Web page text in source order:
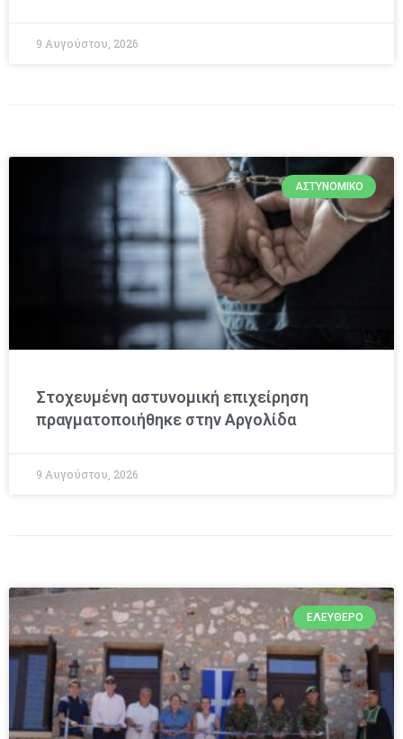
9 Αυγούστου, 2026
ΑΣΤΥΝΟΜΙΚΌ
Στοχευμένη αστυνομική επιχείρηση
πραγματοποιήθηκε στην Αργολίδα
9 Αυγούστου, 2026
ΕΛΕΎΘΕΡΟ